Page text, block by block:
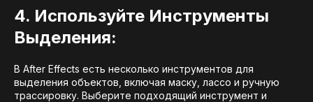
4. Используйте Инструменты
Выделения:
В After Effects есть несколько инструментов для
выделения объектов, включая маску, лассо и ручную
трассировку. Выберите подходящий инструмент и